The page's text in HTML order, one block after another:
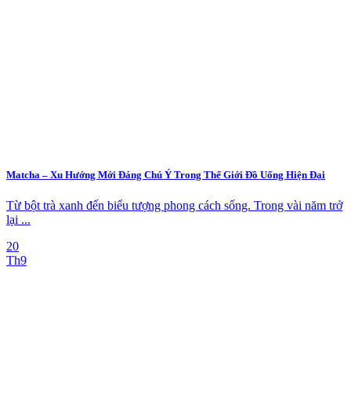
Matcha – Xu Hướng Mới Đáng Chú Ý Trong Thế Giới Đồ Uống Hiện Đại
Từ bột trà xanh đến biểu tượng phong cách sống. Trong vài năm trở
lại ...
20
Th9